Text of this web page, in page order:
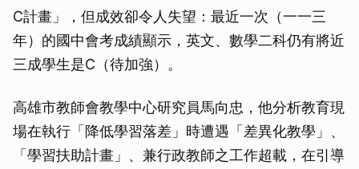
C計畫」，但成效卻令人失望：最近一次（一一三
年）的國中會考成績顯示，英文、數學二科仍有將近
三成學生是C（待加強）。
高雄市教師會教學中心研究員馬向忠，他分析教育現
場在執行「降低學習落差」時遭遇「差異化教學」、
「學習扶助計畫」、兼行政教師之工作超載，在引導